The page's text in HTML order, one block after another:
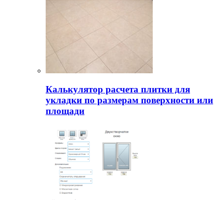
Калькулятор расчета плитки для
укладки по размерам поверхности или
площади